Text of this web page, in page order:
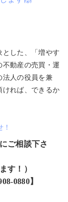
した、「増やす
不動産の売買・運
法人の役員を兼
ければ、できるか
ご相談下さ
す！）
0880】